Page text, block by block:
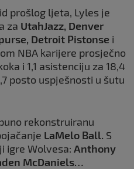
prošlog ljeta, Lyles je
za UtahJazz, Denver
Detroit Pistonse i
NBA karijere prosječno
i 1,1 asistenciju za 18,4
posto uspješnosti u šutu
rekonstruiranu
LaMelo Ball. S
igre Wolvesa: Anthony
McDaniels…